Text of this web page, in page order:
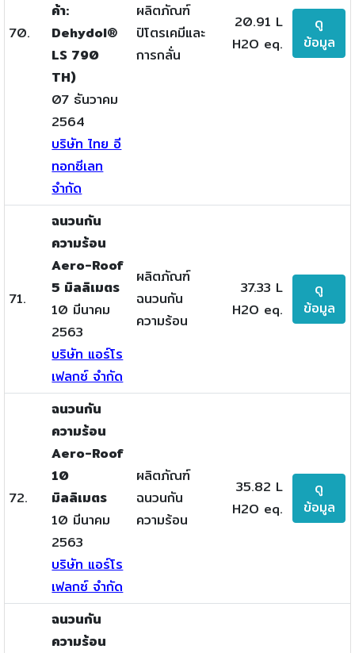
70.
ค้า:
Dehydol®
LS 790
TH)
07 ธันวาคม
2564
บริษัท ไทย อี
ทอกซีเลท
จำกัด
ผลิตภัณฑ์
ปิโตรเคมีและ
การกลั่น
20.91 L
H2O eq.
ดู
ข้อมูล
71.
ฉนวนกัน
ความร้อน
Aero-Roof
5 มิลลิเมตร
10 มีนาคม
2563
บริษัท แอร์โร
เฟลกซ์ จำกัด
ผลิตภัณฑ์
ฉนวนกัน
ความร้อน
37.33 L
H2O eq.
ดู
ข้อมูล
72.
ฉนวนกัน
ความร้อน
Aero-Roof
10
มิลลิเมตร
10 มีนาคม
2563
บริษัท แอร์โร
เฟลกซ์ จำกัด
ผลิตภัณฑ์
ฉนวนกัน
ความร้อน
35.82 L
H2O eq.
ดู
ข้อมูล
ฉนวนกัน
ความร้อน